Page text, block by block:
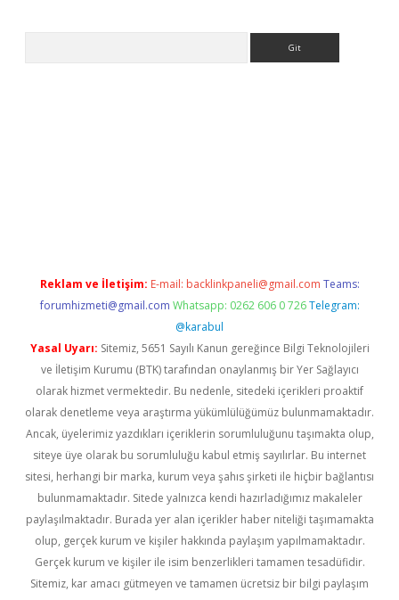
Reklam ve İletişim: E-mail: backlinkpaneli@gmail.com Teams:
forumhizmeti@gmail.com Whatsapp: 0262 606 0 726 Telegram:
@karabul
Yasal Uyarı: Sitemiz, 5651 Sayılı Kanun gereğince Bilgi Teknolojileri
ve İletişim Kurumu (BTK) tarafından onaylanmış bir Yer Sağlayıcı
olarak hizmet vermektedir. Bu nedenle, sitedeki içerikleri proaktif
olarak denetleme veya araştırma yükümlülüğümüz bulunmamaktadır.
Ancak, üyelerimiz yazdıkları içeriklerin sorumluluğunu taşımakta olup,
siteye üye olarak bu sorumluluğu kabul etmiş sayılırlar. Bu internet
sitesi, herhangi bir marka, kurum veya şahıs şirketi ile hiçbir bağlantısı
bulunmamaktadır. Sitede yalnızca kendi hazırladığımız makaleler
paylaşılmaktadır. Burada yer alan içerikler haber niteliği taşımamakta
olup, gerçek kurum ve kişiler hakkında paylaşım yapılmamaktadır.
Gerçek kurum ve kişiler ile isim benzerlikleri tamamen tesadüfidir.
Sitemiz, kar amacı gütmeyen ve tamamen ücretsiz bir bilgi paylaşım